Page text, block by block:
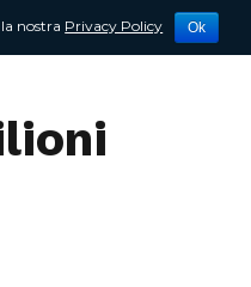
nostra Privacy Policy Ok